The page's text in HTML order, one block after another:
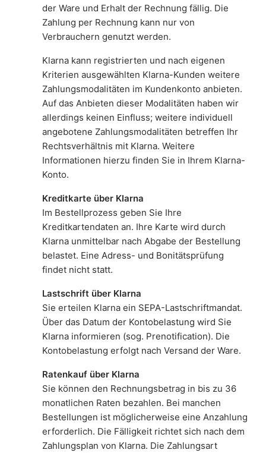
der Ware und Erhalt der Rechnung fällig. Die
Zahlung per Rechnung kann nur von
Verbrauchern genutzt werden.
Klarna kann registrierten und nach eigenen
Kriterien ausgewählten Klarna-Kunden weitere
Zahlungsmodalitäten im Kundenkonto anbieten.
Auf das Anbieten dieser Modalitäten haben wir
allerdings keinen Einfluss; weitere individuell
angebotene Zahlungsmodalitäten betreffen Ihr
Rechtsverhältnis mit Klarna. Weitere
Informationen hierzu finden Sie in Ihrem Klarna-
Konto.
Kreditkarte über Klarna
Im Bestellprozess geben Sie Ihre
Kreditkartendaten an. Ihre Karte wird durch
Klarna unmittelbar nach Abgabe der Bestellung
belastet. Eine Adress- und Bonitätsprüfung
findet nicht statt.
Lastschrift über Klarna
Sie erteilen Klarna ein SEPA-Lastschriftmandat.
Über das Datum der Kontobelastung wird Sie
Klarna informieren (sog. Prenotification). Die
Kontobelastung erfolgt nach Versand der Ware.
Ratenkauf über Klarna
Sie können den Rechnungsbetrag in bis zu 36
monatlichen Raten bezahlen. Bei manchen
Bestellungen ist möglicherweise eine Anzahlung
erforderlich. Die Fälligkeit richtet sich nach dem
Zahlungsplan von Klarna. Die Zahlungsart